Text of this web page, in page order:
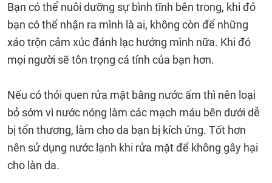
Bạn có thể nuôi dưỡng sự bình tĩnh bên trong, khi đó
bạn có thể nhận ra mình là ai, không còn để những
xáo trộn cảm xúc đánh lạc hướng mình nữa. Khi đó
mọi người sẽ tôn trọng cá tính của bạn hơn.
Nếu có thói quen rửa mặt bằng nước ấm thì nên loại
bỏ sớm vì nước nóng làm các mạch máu bên dưới dễ
bị tổn thương, làm cho da bạn bị kích ứng. Tốt hơn
nên sử dụng nước lạnh khi rửa mặt để không gây hại
cho làn da.